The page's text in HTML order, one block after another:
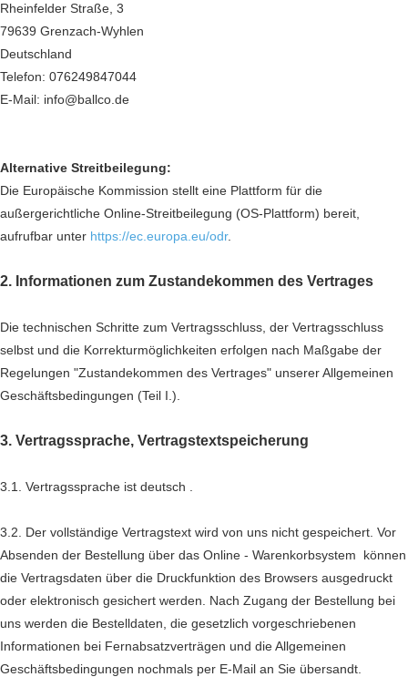
Rheinfelder Straße, 3
79639 Grenzach-Wyhlen
Deutschland
Telefon: 076249847044
E-Mail: info@ballco.de
Alternative Streitbeilegung:
Die Europäische Kommission stellt eine Plattform für die
außergerichtliche Online-Streitbeilegung (OS-Plattform) bereit,
aufrufbar unter https://ec.europa.eu/odr.
2. Informationen zum Zustandekommen des Vertrages
Die technischen Schritte zum Vertragsschluss, der Vertragsschluss
selbst und die Korrekturmöglichkeiten erfolgen nach Maßgabe der
Regelungen "Zustandekommen des Vertrages" unserer Allgemeinen
Geschäftsbedingungen (Teil I.).
3. Vertragssprache, Vertragstextspeicherung
3.1. Vertragssprache ist deutsch
3.2. Der vollständige Vertragstext wird von uns nicht gespeichert. Vor
Absenden der Bestellung über das Online - Warenkorbsystem
können
die Vertragsdaten über die Druckfunktion des Browsers ausgedruckt
oder elektronisch gesichert werden. Nach Zugang der Bestellung bei
uns werden die Bestelldaten, die gesetzlich vorgeschriebenen
Informationen bei Fernabsatzverträgen und die Allgemeinen
Geschäftsbedingungen nochmals per E-Mail an Sie übersandt.